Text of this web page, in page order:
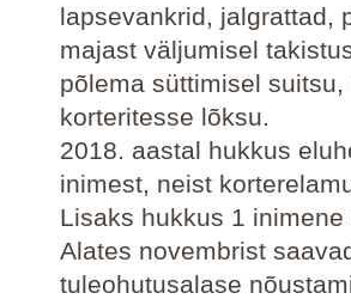
lapsevankrid, jalgrattad,
majast väljumisel
põlema süttimisel
korteritesse lõksu.
2018. aastal hukkus
inimest, neist
Lisaks hukkus 1
Alates novembrist
tuleohutusalase